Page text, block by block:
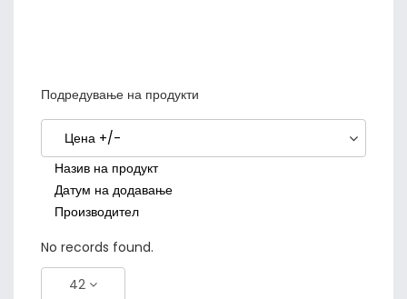
Подредување на продукти
Цена +/-
Назив на продукт
Датум на додавање
Производител
No records found.
42